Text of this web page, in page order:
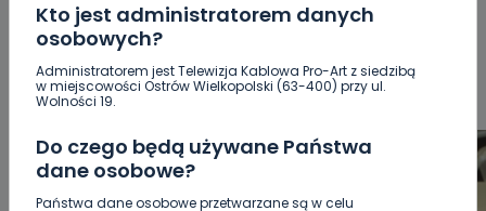
Kto jest administratorem danych
osobowych?
Administratorem jest Telewizja Kablowa Pro-Art z siedzibą
w miejscowości Ostrów Wielkopolski (63-400) przy ul.
Wolności 19.
Do czego będą używane Państwa
dane osobowe?
Państwa dane osobowe przetwarzane są w celu
SYGNALE
OPINIE POLITYKA RELIGIA
SAMORZĄD
ŚRODOWISKO
WASZE INFO
WYWIADY
ZDROWIE